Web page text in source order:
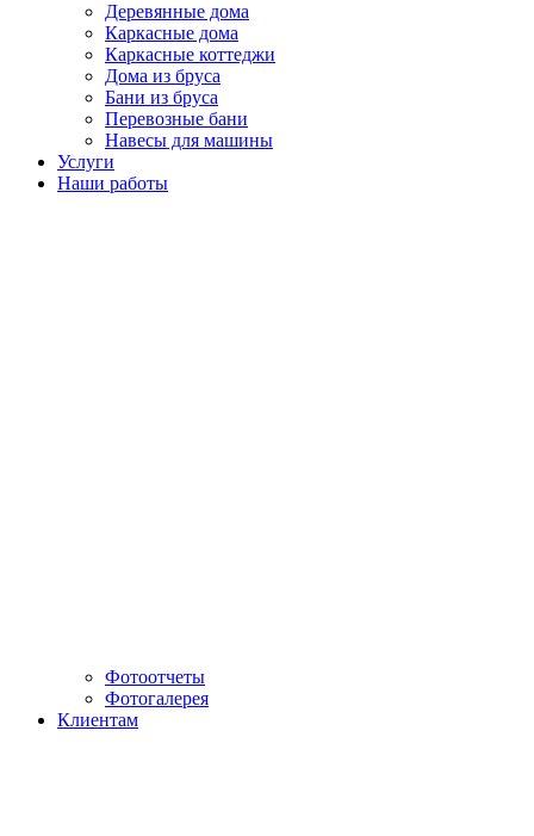
Деревянные дома
Каркасные дома
Каркасные коттеджи
Дома из бруса
Бани из бруса
Перевозные бани
Навесы для машины
Услуги
Наши работы
Фотоотчеты
Фотогалерея
Клиентам